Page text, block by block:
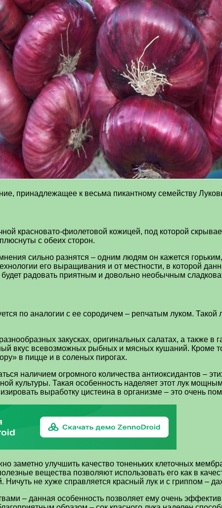
принадлежащее к весьма пикантному семейству
красновато-фиолетовой кожицей, под которой
с обеих сторон.
мнения сильно разнятся – одним людям он кажется
его выращивания и от местности, в которой
радовать приятным и довольно необычным
по аналогии с ее сородичем – репчатым луком. Такой
закусках, оригинальных салатах, а также
вкус всевозможных рыбных и мясных кушаний. Кроме
в пицце и в соленых пирогах.
наличием огромного количества антиоксидантов –
культуры. Такая особенность наделяет этот лук
выработку цистеина в организме – это очень
заметно улучшить качество тоненьких клеточных
вещества позволяют использовать его как в
Ничуть не хуже справляется красный лук и с гриппом
– данная особенность позволяет ему очень